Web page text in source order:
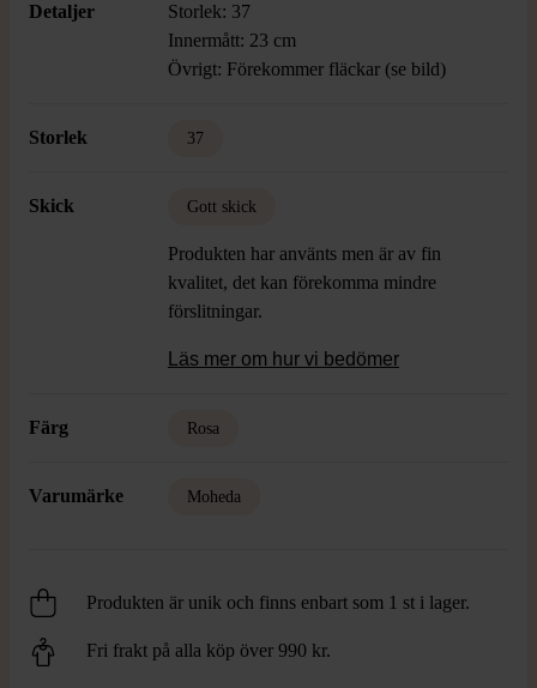
Detaljer
Storlek: 37
Innermått: 23 cm
Övrigt: Förekommer fläckar (se bild)
Storlek 37
Skick Gott skick
Produkten har använts men är av fin
kvalitet, det kan förekomma mindre
förslitningar.
Läs mer om hur vi bedömer
Färg Rosa
Varumärke Moheda
Produkten är unik och finns enbart som 1 st i lager.
Fri frakt på alla köp över 990 kr.